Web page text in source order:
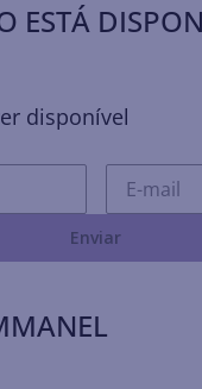
ESTÁ
disponível
Enviar